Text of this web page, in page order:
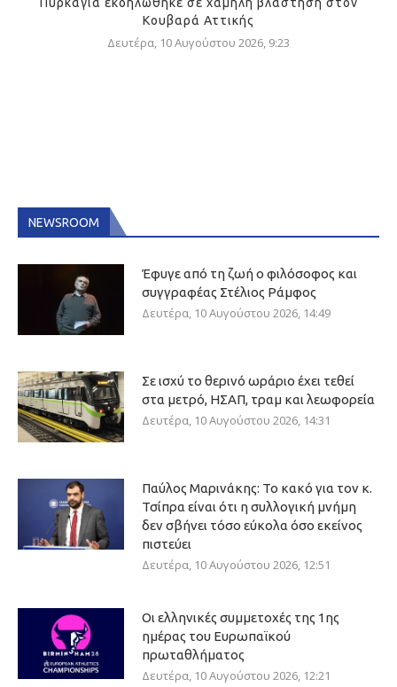
Κουβαρά Αττικής
Δευτέρα, 10 Αυγούστου 2026, 9:23
NEWSROOM
Έφυγε από τη ζωή ο φιλόσοφος και
συγγραφέας Στέλιος Ράμφος
Δευτέρα, 10 Αυγούστου 2026, 14:49
Σε ισχύ το θερινό ωράριο έχει τεθεί
στα μετρό, ΗΣΑΠ, τραμ και λεωφορεία
Δευτέρα, 10 Αυγούστου 2026, 14:31
Παύλος Μαρινάκης: Το κακό για τον κ.
Τσίπρα είναι ότι η συλλογική μνήμη
δεν σβήνει τόσο εύκολα όσο εκείνος
πιστεύει
Δευτέρα, 10 Αυγούστου 2026, 12:51
Οι ελληνικές συμμετοχές της 1ης
ημέρας του Ευρωπαϊκού
πρωταθλήματος
Δευτέρα, 10 Αυγούστου 2026, 12:21